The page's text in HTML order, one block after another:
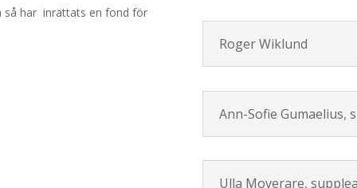
så har inrättats en fond för
Roger Wiklund
Ann-Sofie Gumaelius,
Ulla Moverare,